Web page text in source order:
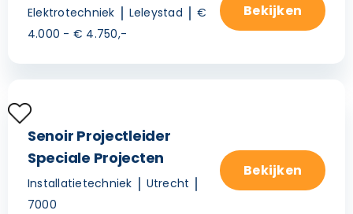
Elektrotechniek Leleystad
€
4.000 - € 4.750,-
Bekijken
Senoir Projectleider
Speciale Projecten
Installatietechniek
Utrecht
7000
Bekijken